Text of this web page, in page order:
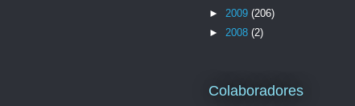
► 2009 (206)
► 2008 (2)
Colaboradores